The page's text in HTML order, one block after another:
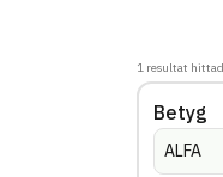
1 resultat
Betyg
ALFA